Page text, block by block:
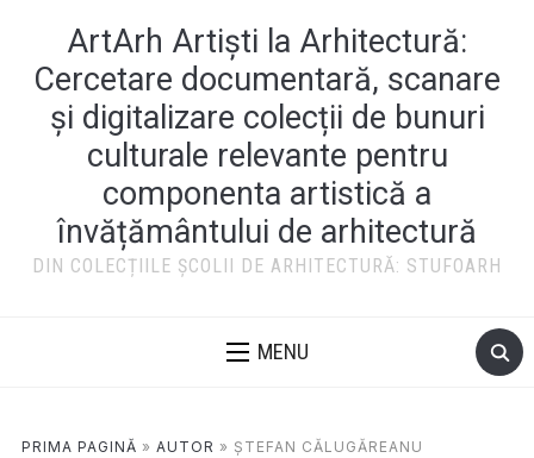
ArtArh Artiști la Arhitectură:
Cercetare documentară, scanare
și digitalizare colecții de bunuri
culturale relevante pentru
componenta artistică a
învățământului de arhitectură
DIN COLECȚIILE ȘCOLII DE ARHITECTURĂ: STUFOARH
MENU
PRIMA PAGINĂ » AUTOR » ȘTEFAN CĂLUGĂREANU